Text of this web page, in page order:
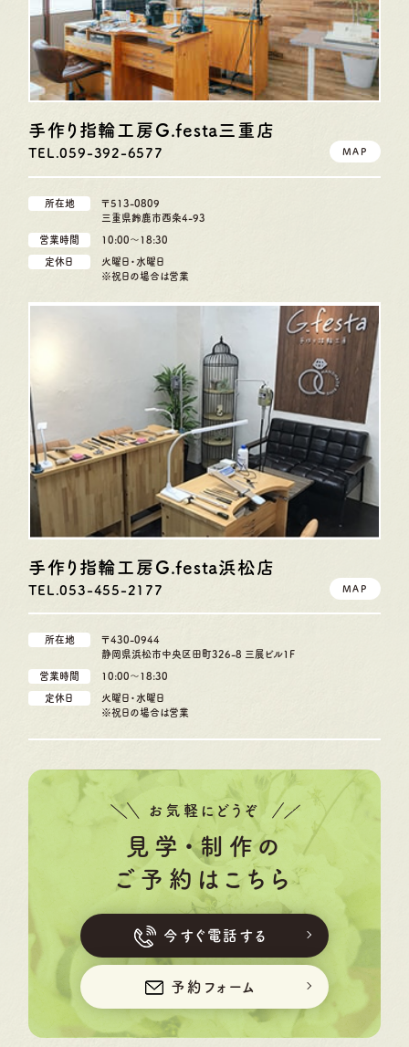
手作り指輪工房G.festa三重店
TEL.059-392-6577 MAP
所在地
〒513-0809
三重県鈴鹿市西条4-93
営業時間 10:00〜18:30
定休日
火曜日・水曜日
※祝日の場合は営業
手作り指輪工房G.festa浜松店
TEL.053-455-2177 MAP
所在地
〒430-0944
静岡県浜松市中央区田町326-8 三展ビル1F
営業時間 10:00〜18:30
定休日
火曜日・水曜日
※祝日の場合は営業
お気軽にどうぞ
見学・制作の
ご予約はこちら
今すぐ電話する
予約フォーム